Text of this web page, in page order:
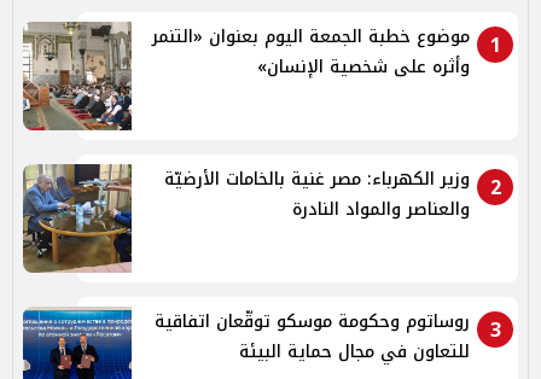
1
موضوع خطبة الجمعة اليوم بعنوان «التنمر
وأثره على شخصية الإنسان»
2
وزير الكهرباء: مصر غنية بالخامات الأرضيّة
والعناصر والمواد النادرة
3
روساتوم وحكومة موسكو توقّعان اتفاقية
للتعاون في مجال حماية البيئة